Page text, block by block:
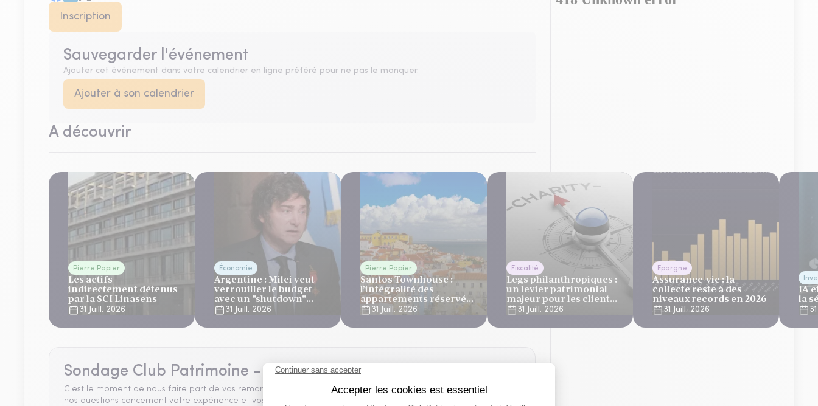
Inscription
Sauvegarder l'événement
Ajouter cet événement dans votre calendrier en ligne préféré pour ne pas le manquer.
Ajouter à son calendrier
A découvrir
Pierre Papier
Les actifs
indirectement détenus
par la SCI Linasens
31 Juill. 2026
Économie
Argentine : Milei veut
verrouiller le budget
avec un "shutdown"
automatique, sous le
regard bienveillant du
FMI
31 Juill. 2026
Pierre Papier
Santos Townhouse :
l’intégralité des
appartements réservés
à Lisbonne
31 Juill. 2026
Fiscalité
Legs philanthropiques :
un levier patrimonial
majeur pour les clients
des gestionnaires de
patrimoine et des
banques privées
31 Juill. 2026
Epargne
Assurance-vie : la
collecte reste à des
niveaux records en 2026
31 Juill. 2026
IA
la
Sondage Club Patrimoine - A vos suggestions !
C'est le moment de nous faire part de vos remarques et suggestions. Prenez quelques instants pour répondre à
nos questions concernant votre expérience et vos attentes concernant notre site Club Patrimoine.